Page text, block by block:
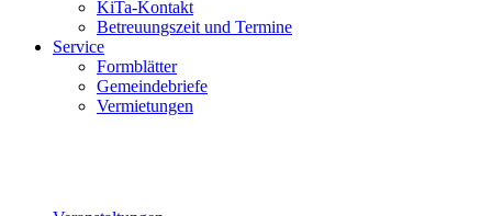
KiTa-Kontakt
Betreuungszeit und Termine
Service
Formblätter
Gemeindebriefe
Vermietungen